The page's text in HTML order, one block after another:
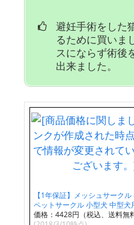
避妊手術をした
るために買いま
スにならず術後
出来ました。
【1年保証】メッシュサーク
ペットサークル 小型犬 中型犬
価格：4428円（税込、送料無